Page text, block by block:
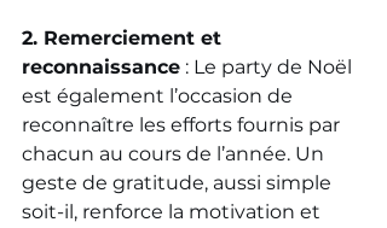
2. Remerciement et
reconnaissance : Le party de Noël
est également l’occasion de
reconnaître les efforts fournis par
chacun au cours de l’année. Un
geste de gratitude, aussi simple
soit-il, renforce la motivation et